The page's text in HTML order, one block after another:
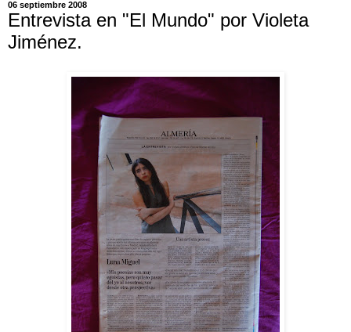
06 septiembre 2008
Entrevista en "El Mundo" por Violeta
Jiménez.